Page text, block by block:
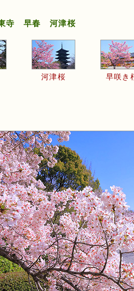
寺 早春 河津桜
河津桜 早咲き